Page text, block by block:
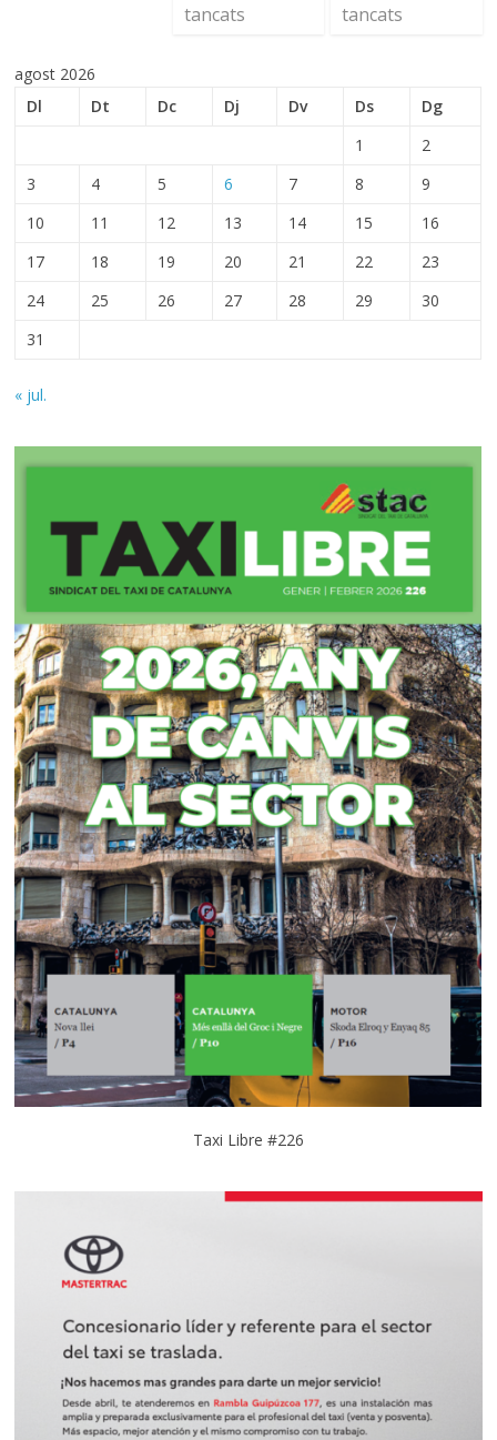
tancats
tancats
agost 2026
Dl
Dt Dc Dj Dv Ds
Dg
1
2
3
4 5 6 7 8
9
10
11 12 13 14 15
16
17
18 19 20 21 22
23
24
25 26 27 28 29
30
31
« jul.
Taxi Libre #226